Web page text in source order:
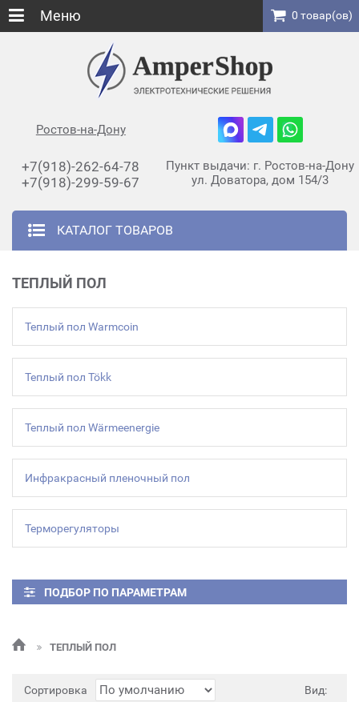
Ростов-на-Дону
+7(918)-262-64-78
+7(918)-299-59-67
Пункт выдачи: г. Ростов-на-Дону
ул. Доватора, дом 154/3
КАТАЛОГ ТОВАРОВ
Меню 0 товар(ов)
ТЕПЛЫЙ ПОЛ
Теплый пол Warmcoin
Теплый пол Tökk
Теплый пол Wärmeenergie
Инфракрасный пленочный пол
Терморегуляторы
ПОДБОР ПО ПАРАМЕТРАМ
ТЕПЛЫЙ ПОЛ
Сортировка Вид: